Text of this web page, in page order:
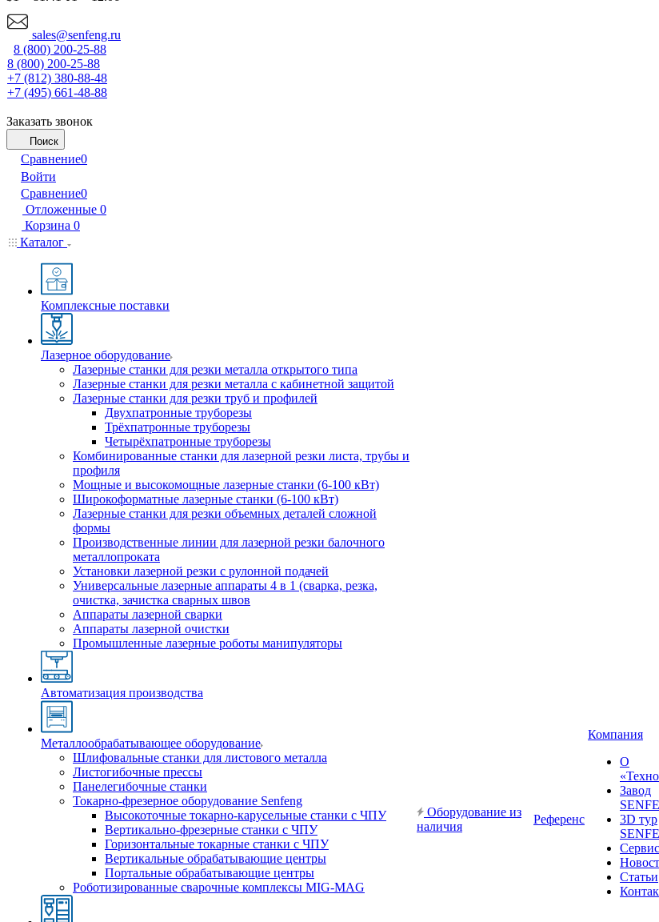
sales@senfeng.ru
8 (800) 200-25-88
8 (800) 200-25-88
+7 (812) 380-88-48
+7 (495) 661-48-88
Заказать звонок
Поиск
Сравнение0
Войти
Сравнение0
Отложенные 0
Корзина 0
Каталог
Комплексные поставки
Лазерное оборудование
Лазерные станки для резки металла открытого типа
Лазерные станки для резки металла с кабинетной защитой
Лазерные станки для резки труб и профилей
Двухпатронные труборезы
Трёхпатронные труборезы
Четырёхпатронные труборезы
Комбинированные станки для лазерной резки листа, трубы и
профиля
Мощные и высокомощные лазерные станки (6-100 кВт)
Широкоформатные лазерные станки (6-100 кВт)
Лазерные станки для резки объемных деталей сложной
формы
Производственные линии для лазерной резки балочного
металлопроката
Установки лазерной резки с рулонной подачей
Универсальные лазерные аппараты 4 в 1 (сварка, резка,
очистка, зачистка сварных швов
Аппараты лазерной сварки
Аппараты лазерной очистки
Промышленные лазерные роботы манипуляторы
Автоматизация производства
Металлообрабатывающее оборудование
Шлифовальные станки для листового металла
Листогибочные прессы
Панелегибочные станки
Токарно-фрезерное оборудование Senfeng
Высокоточные токарно-карусельные станки с ЧПУ
Вертикально-фрезерные станки с ЧПУ
Горизонтальные токарные станки с ЧПУ
Вертикальные обрабатывающие центры
Портальные обрабатывающие центры
Роботизированные сварочные комплексы MIG-MAG
Оборудование из
наличия
Референс
Компания
О
Завод
3D тур
Сервис
Статьи